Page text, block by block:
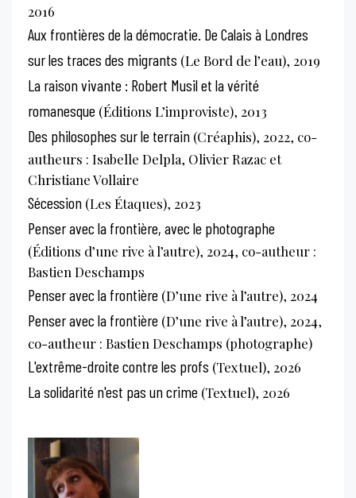
2016
Aux frontières de la démocratie. De Calais à Londres
sur les traces des migrants (Le Bord de l’eau), 2019
La raison vivante : Robert Musil et la vérité
romanesque (Éditions L’improviste), 2013
Des philosophes sur le terrain (Créaphis), 2022, co-
autheurs : Isabelle Delpla, Olivier Razac et
Christiane Vollaire
Sécession (Les Étaques), 2023
Penser avec la frontière, avec le photographe
(Éditions d’une rive à l’autre), 2024, co-autheur :
Bastien Deschamps
Penser avec la frontière (D’une rive à l’autre), 2024
Penser avec la frontière (D’une rive à l’autre), 2024,
co-autheur : Bastien Deschamps (photographe)
L'extrême-droite contre les profs (Textuel), 2026
La solidarité n'est pas un crime (Textuel), 2026